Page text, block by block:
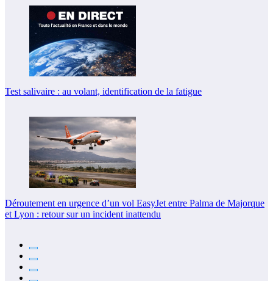
Test salivaire : au volant, identification de la fatigue
Déroutement en urgence d’un vol EasyJet entre Palma de Majorque
et Lyon : retour sur un incident inattendu